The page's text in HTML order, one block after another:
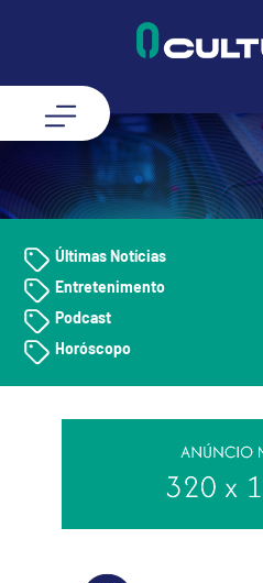
Últimas Notícias
Entretenimento
Podcast
Horóscopo